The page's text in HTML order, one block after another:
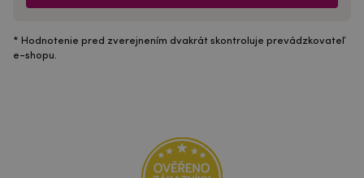
* Hodnotenie pred zverejnením dvakrát skontroluje prevádzkovateľ
e-shopu.